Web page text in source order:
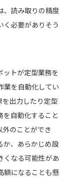
、読み取りの精度
く必要がありそう
ットが定型業務を
業を自動化してい
を出力したり定型
を自動化すること
のことができ
か、あらかじめ設
くなる可能性があ
額になることも懸